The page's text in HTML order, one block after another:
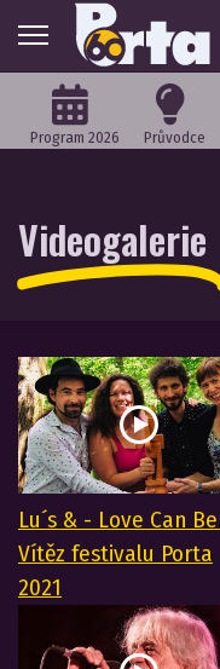
Program 2026 Průvodce
Videogalerie
Lu´s & - Love Can Be |
Vítěz festivalu Porta
2021